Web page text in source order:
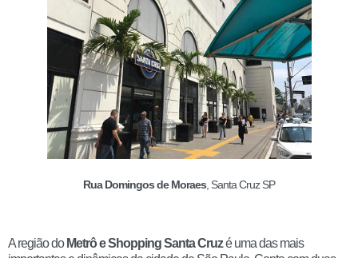
Rua Domingos de Moraes , Santa Cruz SP
A região do Metrô e Shopping Santa Cruzé uma das mais